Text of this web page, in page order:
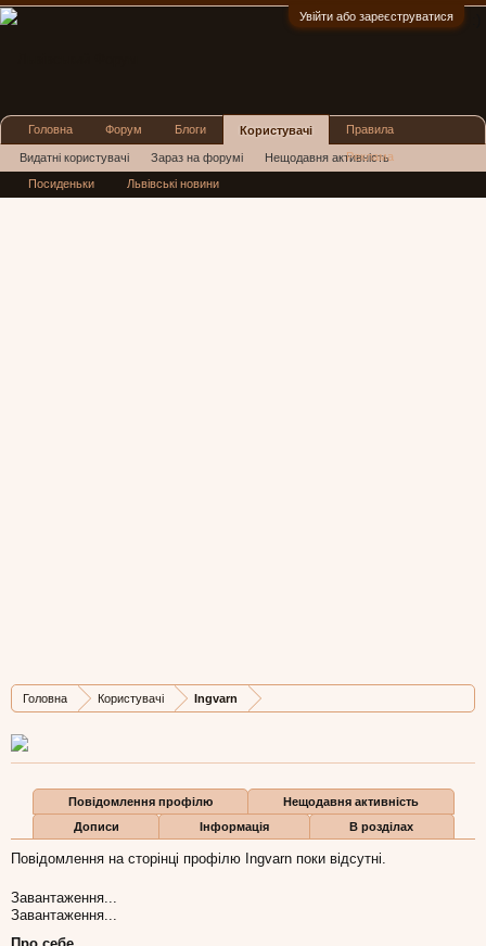
Увійти або зареєструватися
Головна Користувачі Ingvarn
Дописів
0
Карма
0
Бали
0
Повідомлення профілю
Нещодавня активність
Дописи
Інформація В розділах
Повідомлення на сторінці профілю Ingvarn поки відсутні.
Завантаження...
Завантаження...
Головна Форум Блоги Користувачі
Видатні користувачі Зараз на форумі Нещодавня активність
Нові повідомлення профілю
Правила
Реклама
Посиденьки Львівські новини